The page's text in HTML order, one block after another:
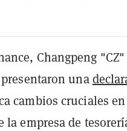
Changpeng
una
cambios cruciales
la empresa de